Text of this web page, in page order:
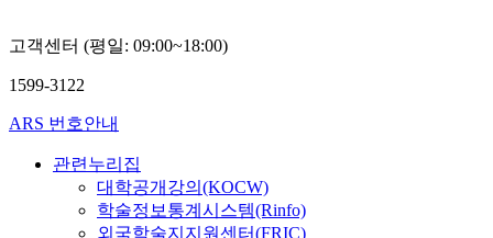
고객센터 (평일: 09:00~18:00)
1599-3122
ARS 번호안내
관련누리집
대학공개강의(KOCW)
학술정보통계시스템(Rinfo)
외국학술지지원센터(FRIC)